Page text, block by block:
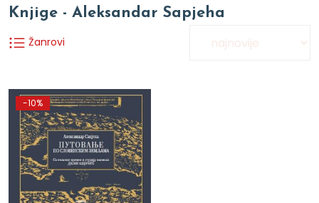
Knjige - Aleksandar Sapjeha
Žanrovi
-10%